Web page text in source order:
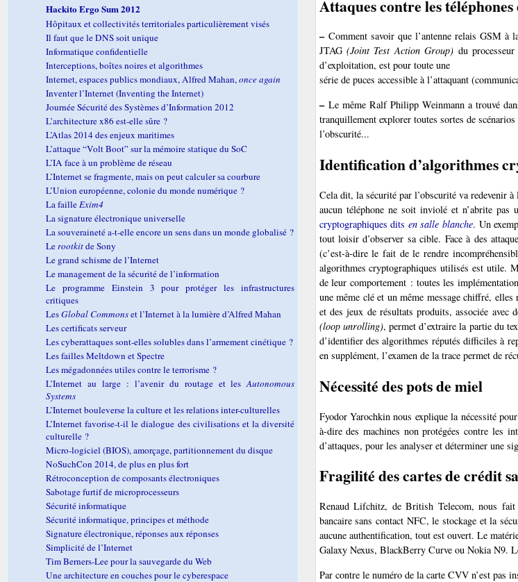
Attaques contre les téléphones
–Comment savoir que l’antenne relais GSM à
JTAG(Joint Test Action Group) du
d’exploitation, est pour toute une
série de puces accessible à l’attaquant
–Le même Ralf Philipp Weinmann a trouvé
tranquillement explorer toutes sortes de
l’obscurité...
Identification d’algorithmes
Cela dit, la sécurité par l’obscurité va redevenir
aucun téléphone ne soit inviolé et n’abrite
cryptographiques dits en salle blanche. Un
tout loisir d’observer sa cible. Face à des
(c’est-à-dire le fait de le rendre
algorithmes cryptographiques utilisés est utile.
de leur comportement : toutes les
une même clé et un même message chiffré,
et des jeux de résultats produits, associée avec
(loop unrolling), permet d’extraire la partie du
d’identifier des algorithmes réputés difficiles à
en supplément, l’examen de la trace permet de
Nécessité des pots de miel
Fyodor Yarochkin nous explique la nécessité
à-dire des machines non protégées contre les
d’attaques, pour les analyser et déterminer une
Fragilité des cartes de crédit
Renaud Lifchitz, de British Telecom, nous fait
bancaire sans contact NFC, le stockage et la
aucune authentification, tout est ouvert. Le
Galaxy Nexus, BlackBerry Curve ou Nokia N9.
Par contre le numéro de la carte CVV n’est pas
Hackito Ergo Sum 2012
Hôpitaux et collectivités territoriales particulièrement visés
Il faut que le DNS soit unique
Informatique confidentielle
Interceptions, boîtes noires et algorithmes
Internet, espaces publics mondiaux, Alfred Mahan,once again
Inventer l’Internet (Inventing the Internet)
Journée Sécurité des Systèmes d’Information 2012
L’architecture x86 est-elle sûre ?
L’Atlas 2014 des enjeux maritimes
L’attaque “Volt Boot” sur la mémoire statique du SoC
L’IA face à un problème de réseau
L’Internet se fragmente, mais on peut calculer sa courbure
L’Union européenne, colonie du monde numérique ?
La failleExim4
La signature électronique universelle
La souveraineté a-t-elle encore un sens dans un monde globalisé ?
Lerootkitde Sony
Le grand schisme de l’Internet
Le management de la sécurité de l’information
Le programme Einstein 3 pour protéger les infrastructures
critiques
LesGlobal Commonset l’Internet à la lumière d’Alfred Mahan
Les certificats serveur
Les cyberattaques sont-elles solubles dans l’armement cinétique ?
Les failles Meltdown et Spectre
Les mégadonnées utiles contre le terrorisme ?
L’Internet au large : l’avenir du routage et lesAutonomous
Systems
L’Internet bouleverse la culture et les relations inter-culturelles
L’Internet favorise-t-il le dialogue des civilisations et la diversité
culturelle ?
Micro-logiciel (BIOS), amorçage, partitionnement du disque
NoSuchCon 2014, de plus en plus fort
Rétroconception de composants électroniques
Sabotage furtif de microprocesseurs
Sécurité informatique
Sécurité informatique, principes et méthode
Signature électronique, réponses aux réponses
Simplicité de l’Internet
Tim Berners-Lee pour la sauvegarde du Web
Une architecture en couches pour le cyberespace